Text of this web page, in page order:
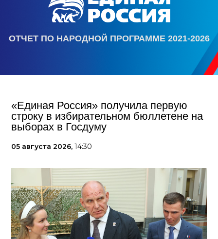
ОТЧЕТ ПО НАРОДНОЙ ПРОГРАММЕ 2021-2026
«Единая Россия» получила первую
строку в избирательном бюллетене на
выборах в Госдуму
05 августа 2026, 14:30